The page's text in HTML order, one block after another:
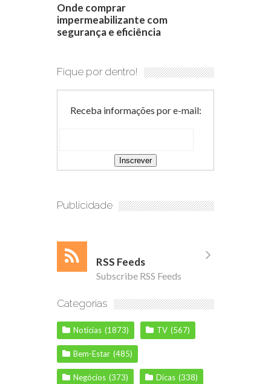
Onde comprar
impermeabilizante com
segurança e eficiência
Fique por dentro!
Receba informações por e-mail:
Publicidade
RSS Feeds
Subscribe RSS Feeds
Categorias
Notícias (1873) TV (567)
Bem-Estar (485)
Negócios (373) Dicas (338)